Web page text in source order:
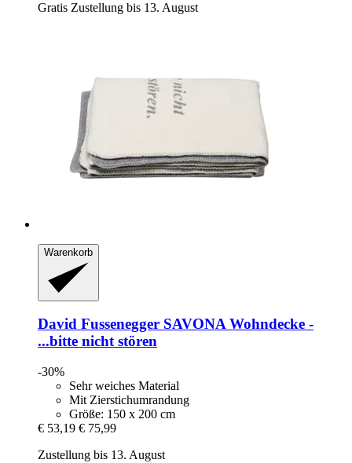
Gratis Zustellung bis 13. August
Warenkorb
David Fussenegger SAVONA Wohndecke -​
...bitte nicht stören
-30%
Sehr weiches Material
Mit Zierstichumrandung
Größe: 150 x 200 cm
€ 53,19 € 75,99
Zustellung bis 13. August